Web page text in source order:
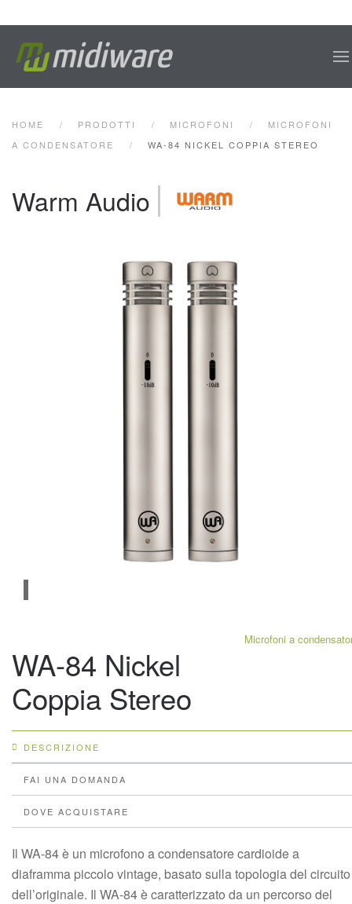
HOME PRODOTTI MICROFONI
MICROFONI
A CONDENSATORE
WA-84 NICKEL COPPIA STEREO
Warm Audio
Microfoni a
WA-84 Nickel
Coppia Stereo
DESCRIZIONE
FAI UNA DOMANDA
DOVE ACQUISTARE
Il WA-84 è un microfono a condensatore cardioide a
diaframma piccolo vintage, basato sulla topologia del circuito
dell’originale. Il WA-84 è caratterizzato da un percorso del